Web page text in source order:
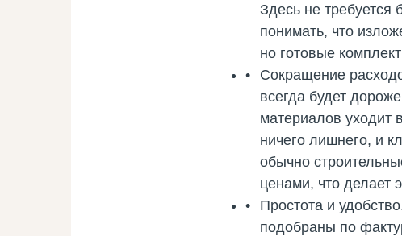
Здесь не требуется
понимать, что
но готовые
Сокращение
всегда будет
материалов уходит
ничего лишнего, и
обычно
ценами, что делает
Простота и
подобраны по